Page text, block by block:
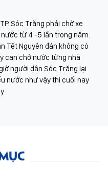
Sóc Trăng phải chờ xe
từ 4 -5 lần trong năm.
Tết Nguyên đán không có
can chở nước từng nhà
người dân Sóc Trăng lại
nước như vậy thì cuối nay